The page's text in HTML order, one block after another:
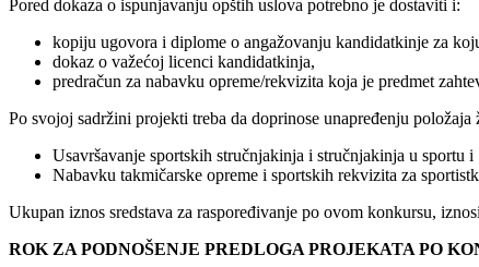
Pored dokaza o ispunjavanju opštih uslova potrebno je dostaviti i:
kopiju ugovora i diplome o angažovanju kandidatkinje za
dokaz o važećoj licenci kandidatkinja,
predračun za nabavku opreme/rekvizita koja je predmet
Po svojoj sadržini projekti treba da doprinose unapređenju
Usavršavanje sportskih stručnjakinja i stručnjakinja u sportu i
Nabavku takmičarske opreme i sportskih rekvizita za
Ukupan iznos sredstava za raspoređivanje po ovom konkursu,
ROK ZA PODNOŠENJE PREDLOGA PROJEKATA PO